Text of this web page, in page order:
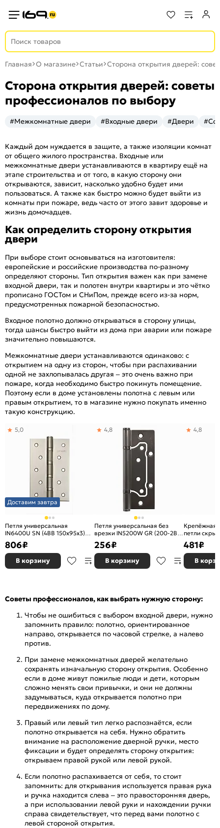
Главная О магазине Статьи Сторона открытия дверей:
Сторона открытия дверей: советы
профессионалов по выбору
#Межкомнатные двери #Входные двери #Двери
Каждый дом нуждается в защите, а также изоляции комнат
от общего жилого пространства. Входные или
межкомнатные двери устанавливаются в квартиру ещё на
этапе строительства и от того, в какую сторону они
открываются, зависит, насколько удобно будет ими
пользоваться. А также как быстро можно будет выйти из
комнаты при пожаре, ведь часто от этого завит здоровье и
жизнь домочадцев.
Как определить сторону открытия
двери
При выборе стоит основываться на изготовителя:
европейские и российские производства по-разному
определяют стороны. Тип открытия важен как при замене
входной двери, так и полотен внутри квартиры и это чётко
прописано ГОСТом и СНиПом, прежде всего из-за норм,
предусмотренных пожарной безопасностью.
Входное полотно должно открываться в сторону улицы,
тогда шансы быстро выйти из дома при аварии или пожаре
значительно повышаются.
Межкомнатные двери устанавливаются одинаково: с
открытием на одну из сторон, чтобы при распахивании
одной не захлопывалась другая – это очень важно при
пожаре, когда необходимо быстро покинуть помещение.
Поэтому если в доме установлены полотна с левым или
правым открытием, то в магазине нужно покупать именно
такую конструкцию.
Доставим завтра
Петля универсальная
IN6400U SN (4BB 150x95x3)
мат. никель
5,0
806₽
В корзину
Петля универсальная без
врезки IN5200W GR (200-2B
125x2,5) графит
4,8
256₽
В корзину
Крепёжная
петли
3D-
3D-ACH 40»
4,8
481₽
В
Советы профессионалов, как выбрать нужную сторону:
Чтобы не ошибиться с выбором входной двери, нужно
запомнить правило: полотно, ориентированное
направо, открывается по часовой стрелке, а налево
против.
При замене межкомнатных дверей желательно
сохранять изначальную сторону открытия. Особенно
если в доме живут пожилые люди и дети, которым
сложно менять свои привычки, и они не должны
задумываться, куда открывается полотно при
передвижениях по дому.
Правый или левый тип легко распознаётся, если
полотно открывается на себя. Нужно обратить
внимание на расположение дверной ручки, место
фиксации и будет определять сторону открытия:
открываем правой рукой или левой рукой.
Если полотно распахивается от себя, то стоит
запомнить: для открывания используется правая рука
и ручка находится слева – это правосторонняя дверь,
а при использовании левой руки и нахождении ручки
справа свидетельствует, что перед вами полотно с
левой стороной открытия.